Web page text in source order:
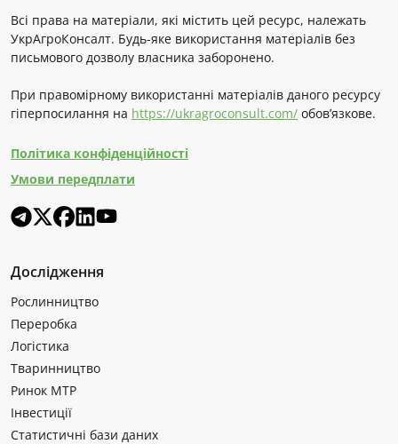
Всі права на матеріали, які містить цей ресурс, належать
УкрАгроКонсалт. Будь-яке використання матеріалів без
письмового дозволу власника заборонено.
При правомірному використанні матеріалів даного ресурсу
гіперпосилання на https://ukragroconsult.com/ обов’язкове.
Політика конфіденційності
Умови передплати
Дослідження
Рослинництво
Переробка
Логістика
Тваринництво
Ринок МТР
Інвестиції
Статистичні бази даних